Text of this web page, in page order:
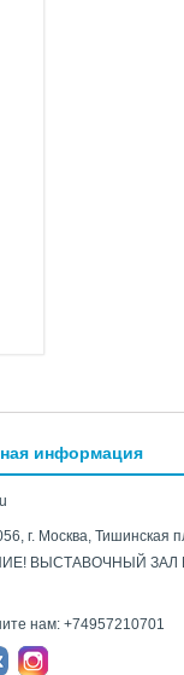
информация
г. Москва, Тишинская
ВЫСТАВОЧНЫЙ ЗАЛ
нам: +74957210701